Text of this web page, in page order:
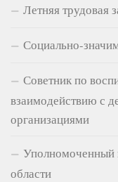
Летняя трудовая
Социально-
Советник по
взаимодействию с
организациями
Уполномоченный
области